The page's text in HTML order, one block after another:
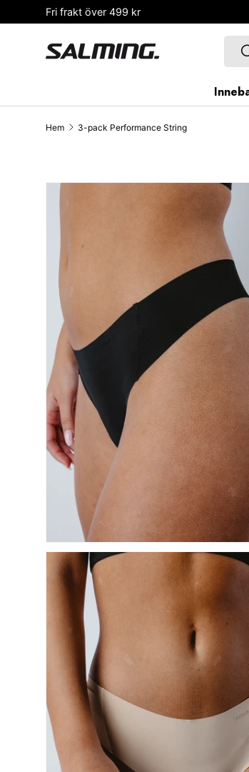
HOPPA TILL INNEHÅLLET
Fri frakt över 499 kr
Hem 3-pack Performance String
SKIP TO PRODUCT INFORMATION